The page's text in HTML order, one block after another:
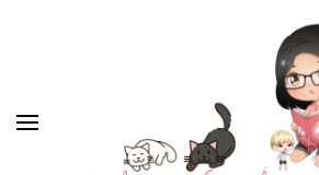
Sur l'étagère,
sirène en